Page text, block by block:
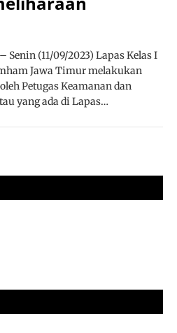
Senin (11/09/2023) Lapas Kelas I
Jawa Timur melakukan
Petugas Keamanan dan
yang ada di Lapas…